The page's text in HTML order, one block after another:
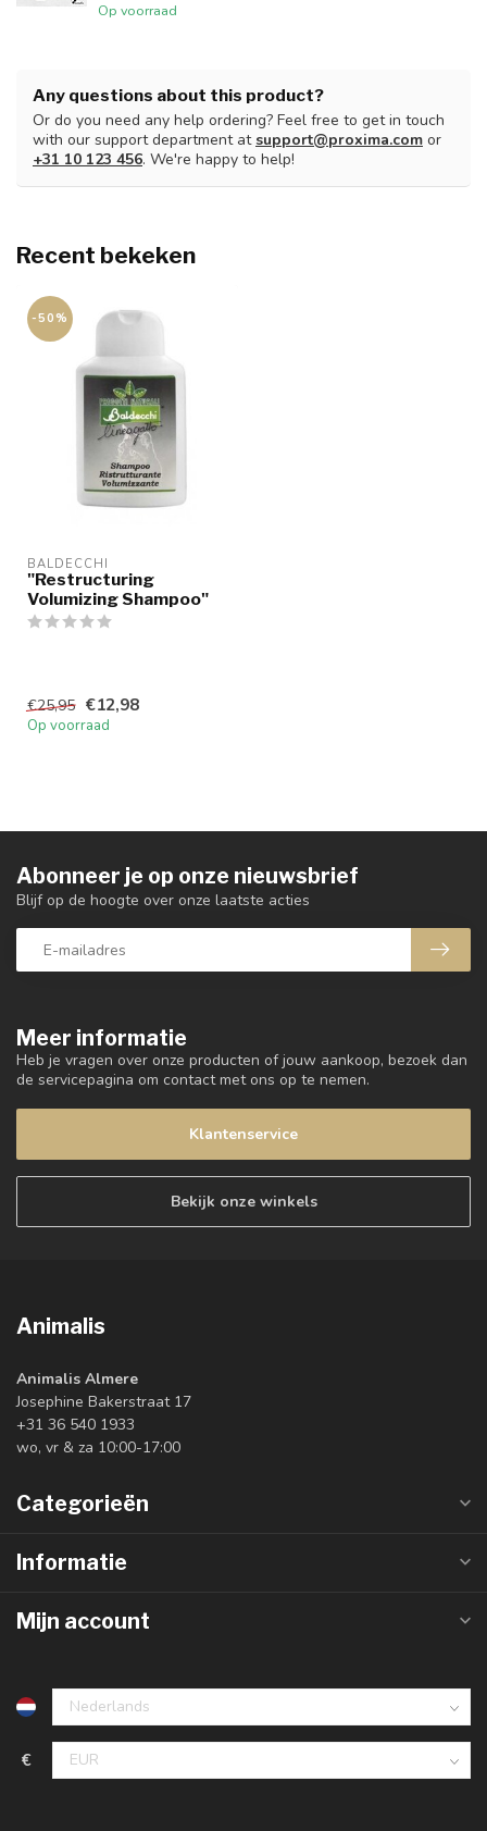
Op voorraad
Any questions about this product?
Or do you need any help ordering? Feel free to get in touch
with our support department atsupport@proxima.com or
+31 10 123 456. We're happy to help!
Recent bekeken
-50%
BALDECCHI
"Restructuring
Volumizing Shampoo"
€25,95 €12,98
Op voorraad
Meer informatie
Heb je vragen over onze producten of jouw aankoop, bezoek dan
de servicepagina om contact met ons op te nemen.
Klantenservice
Bekijk onze winkels
Abonneer je op onze nieuwsbrief
Blijf op de hoogte over onze laatste acties
Animalis
Animalis Almere
Josephine Bakerstraat 17
+31 36 540 1933
wo, vr & za 10:00-17:00
Categorieën
Informatie
Mijn account
€